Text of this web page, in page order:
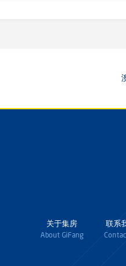
关于集房
About GiFang
联系